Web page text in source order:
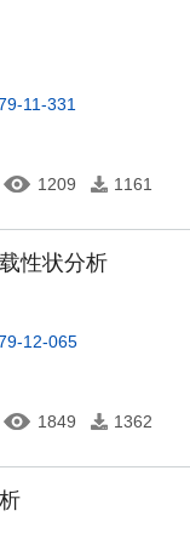
11-331
1209 1161
性状分析
12-065
1849 1362